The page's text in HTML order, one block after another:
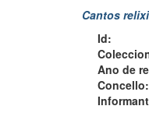
Cantos
Id:
Ano de
Concello: